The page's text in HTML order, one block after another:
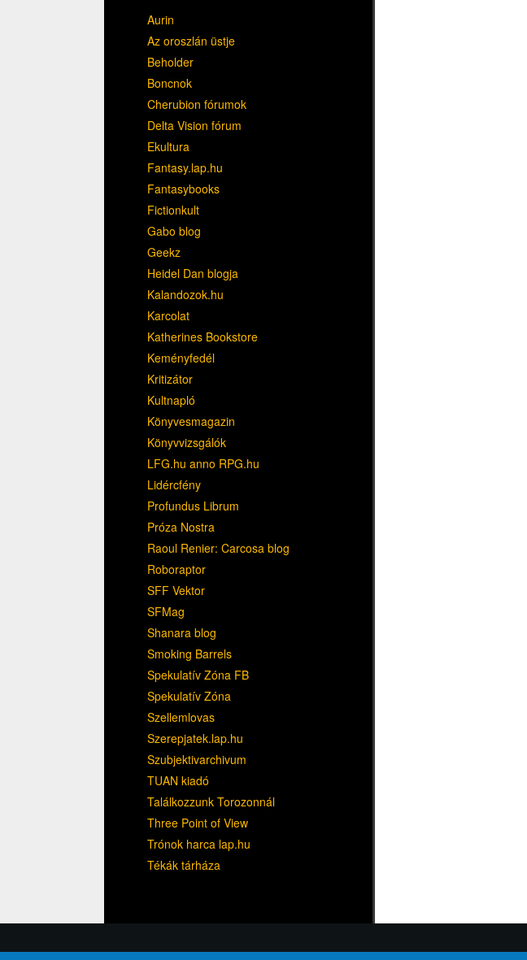
Aurin
Az oroszlán üstje
Beholder
Boncnok
Cherubion fórumok
Delta Vision fórum
Ekultura
Fantasy.lap.hu
Fantasybooks
Fictionkult
Gabo blog
Geekz
Heidel Dan blogja
Kalandozok.hu
Karcolat
Katherines Bookstore
Keményfedél
Kritizátor
Kultnapló
Könyvesmagazin
Könyvvizsgálók
LFG.hu anno RPG.hu
Lidércfény
Profundus Librum
Próza Nostra
Raoul Renier: Carcosa blog
Roboraptor
SFF Vektor
SFMag
Shanara blog
Smoking Barrels
Spekulatív Zóna FB
Spekulatív Zóna
Szellemlovas
Szerepjatek.lap.hu
Szubjektivarchivum
TUAN kiadó
Találkozzunk Torozonnál
Three Point of View
Trónok harca lap.hu
Tékák tárháza